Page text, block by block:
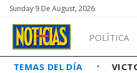
Sunday 9 De August, 2026
POLÍTICA
TEMAS DEL DÍA